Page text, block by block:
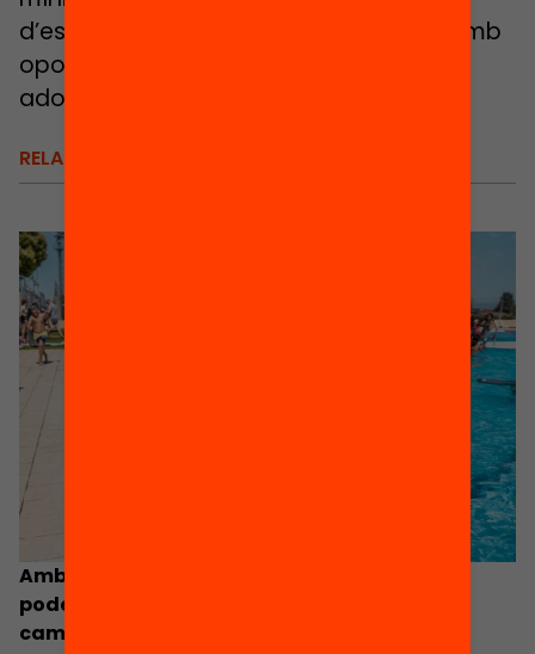
d’estiu dins de les vacances escolars amb
oportunitats per a tots els infants i
adolescents.
RELACIONATS
Amb un 1% del pressupost de Drets Socials es
poden garantir dues setmanes de casals i
campus d’estiu als infants en situació de